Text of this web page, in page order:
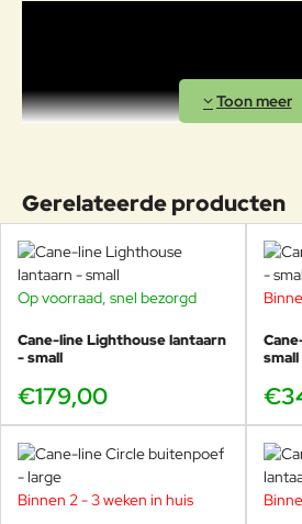
Cane-line
Bij Cane-line is comfort de kernwaarde
Gerelateerde producten
Op voorraad, snel bezorgd
Cane-line Lighthouse lantaarn
- small
€179,00
small
Binnen 2 - 3 weken in huis